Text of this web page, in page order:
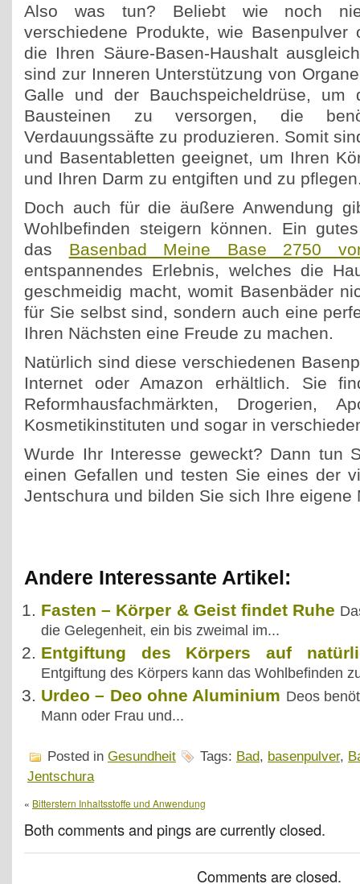
Also was tun? Beliebt wie noch
verschiedene Produkte, wie Basenpulver
die Ihren Säure-Basen-Haushalt
sind zur Inneren Unterstützung von
Galle und der Bauchspeicheldrüse, um
Bausteinen zu versorgen, die
Verdauungssäfte zu produzieren. Somit
und Basentabletten geeignet, um Ihren
und Ihren Darm zu entgiften und zu
Doch auch für die äußere Anwendung
Wohlbefinden steigern können. Ein
das Basenbad Meine Base 2750
entspannendes Erlebnis, welches die
geschmeidig macht, womit Basenbäder
für Sie selbst sind, sondern auch eine
Ihren Nächsten eine Freude zu machen.
Natürlich sind diese verschiedenen
Internet oder Amazon erhältlich. Sie
Reformhausfachmärkten, Drogerien,
Kosmetikinstituten und sogar in
Wurde Ihr Interesse geweckt? Dann tun
einen Gefallen und testen Sie eines der
Jentschura und bilden Sie sich Ihre eigene
Andere Interessante Artikel:
Fasten – Körper & Geist findet Ruhe
die Gelegenheit, ein bis zweimal im...
Entgiftung des Körpers auf
Entgiftung des Körpers kann das Wohlbefinden
Urdeo – Deo ohne Aluminium Deos
Mann oder Frau und...
Posted in Gesundheit Tags: Bad, basenpulver,
Jentschura
« Bitterstern Inhaltsstoffe und Anwendung
Both comments and pings are currently closed.
Comments are closed.